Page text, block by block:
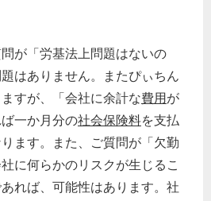
が「労基法上問題はないの
はありません。またぴぃちん
すが、「会社に余計な費用が
一か月分の社会保険料を支払
ます。また、ご質問が「欠勤
に何らかのリスクが生じるこ
れば、可能性はあります。社
恵
ウハウ